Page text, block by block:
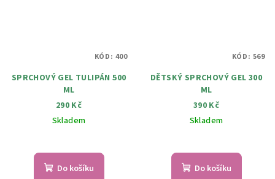
SPRCHOVÝ GEL TULIPÁN 500
ML
290 Kč
Skladem
Do košíku
KÓD: 400
DĚTSKÝ SPRCHOVÝ GEL 300
ML
390 Kč
Skladem
Do košíku
KÓD: 569